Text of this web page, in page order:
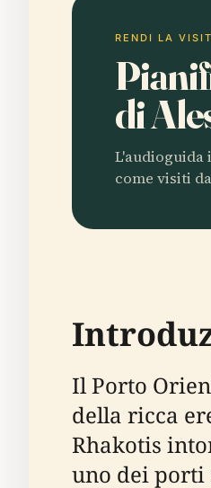
RENDI LA
di
L'audioguida
come visiti
Il Porto
della ricca
Rhakotis
uno dei